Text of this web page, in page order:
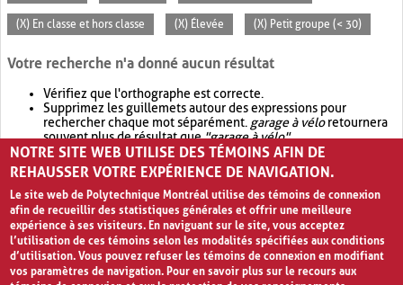
(X) En classe et hors classe (X) Élevée (X) Petit groupe (< 30)
Votre recherche n'a donné aucun résultat
Vérifiez que l'orthographe est correcte.
Supprimez les guillemets autour des expressions pour
rechercher chaque mot séparément. garage à véloretournera
souvent plus de résultat que"garage à vélo".
Envisagez d'élargir votre recherche avec OR.garage OR vélo
retournera souvent plus de résultat quegarage à vélo
NOTRE SITE WEB UTILISE DES TÉMOINS AFIN DE
REHAUSSER VOTRE EXPÉRIENCE DE NAVIGATION.
Le site web de Polytechnique Montréal utilise des témoins de connexion
afin de recueillir des statistiques générales et offrir une meilleure
expérience à ses visiteurs. En naviguant sur le site, vous acceptez
l’utilisation de ces témoins selon les modalités spécifiées aux conditions
d’utilisation. Vous pouvez refuser les témoins de connexion en modifiant
vos paramètres de navigation. Pour en savoir plus sur le recours aux